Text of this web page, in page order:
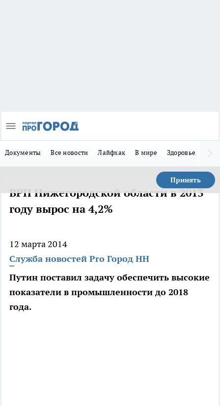
Документы Все новости Лайфхак В мире Здоровье
Принять
ВРП Нижегородской области в 2013
году вырос на 4,2%
12 марта 2014
Служба новостей Pro Город НН
Путин поставил задачу обеспечить высокие
показатели в промышленности до 2018
года.